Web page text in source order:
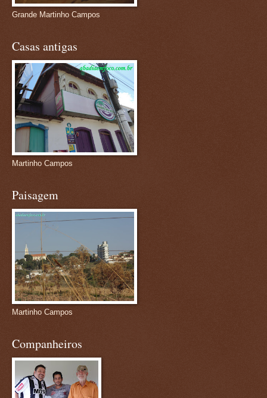
Grande Martinho Campos
Casas antigas
Martinho Campos
Paisagem
Martinho Campos
Companheiros